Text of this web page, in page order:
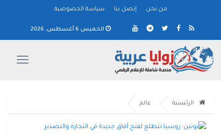
من نحن إتصل بنا سياسة الخصوصية
الخميس 6 أغسطس, 2026
الرئيسية عالم